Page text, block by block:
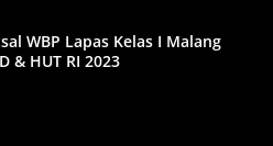
WBP Lapas Kelas I Malang
& HUT RI 2023